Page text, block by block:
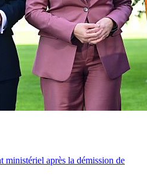
ministériel après la démission de